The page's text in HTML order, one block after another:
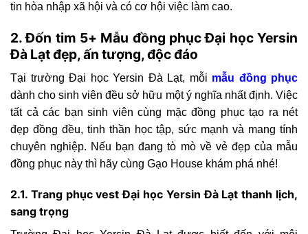
tin hòa nhập xã hội và có cơ hội việc làm cao.
2. Đốn tim 5+ Mẫu đồng phục Đại học Yersin
Đà Lạt đẹp, ấn tượng, độc đáo
Tại trường Đại học Yersin Đà Lạt, mỗi mẫu đồng phục
dành cho sinh viên đều sở hữu một ý nghĩa nhất định. Việc
tất cả các bạn sinh viên cùng mặc đồng phục tạo ra nét
đẹp đồng đều, tinh thần học tập, sức mạnh và mang tính
chuyên nghiệp. Nếu bạn đang tò mò về vẻ đẹp của mẫu
đồng phục này thì hãy cùng Gạo House khám phá nhé!
2.1. Trang phục vest Đại học Yersin Đà Lạt thanh lịch,
sang trọng